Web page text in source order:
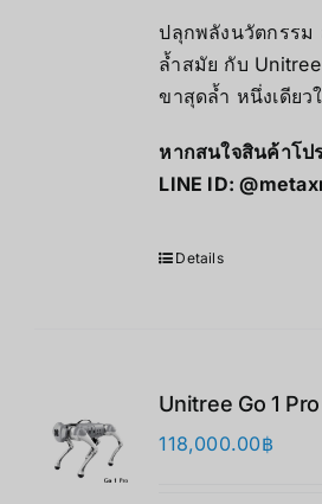
ปลุกพลังนวัตกรรม
ล้ำสมัย กับ
ขาสุดล้ำ หนึ่งเดียว
หากสนใจสินค้าโป
LINE ID:
Details
Unitree Go 1 Pro
118,000.00฿